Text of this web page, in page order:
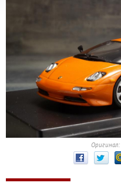
Оригинал: